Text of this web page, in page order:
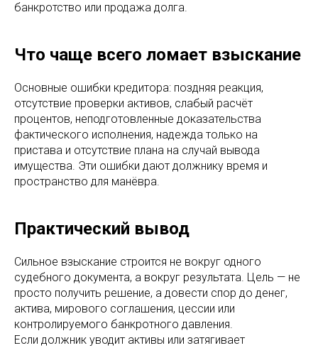
банкротство или продажа долга.
Что чаще всего ломает взыскание
Основные ошибки кредитора: поздняя реакция,
отсутствие проверки активов, слабый расчёт
процентов, неподготовленные доказательства
фактического исполнения, надежда только на
пристава и отсутствие плана на случай вывода
имущества. Эти ошибки дают должнику время и
пространство для манёвра.
Практический вывод
Сильное взыскание строится не вокруг одного
судебного документа, а вокруг результата. Цель — не
просто получить решение, а довести спор до денег,
актива, мирового соглашения, цессии или
контролируемого банкротного давления.
Если должник уводит активы или затягивает